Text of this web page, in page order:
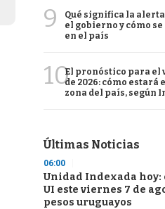
9
Qué significa la
el gobierno y cómo
en el país
10El pronóstico para el
de 2026: cómo estará
zona del país, según
Últimas Noticias
06:00
Unidad Indexada hoy:
UI este viernes 7 de
pesos uruguayos